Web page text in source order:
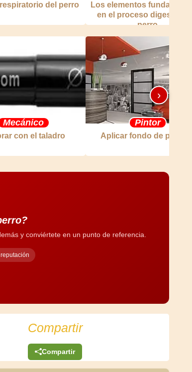
del perro
Los elementos
en el proceso digestivo
perro
Mecánico
con el taladro
Pintor
Aplicar fondo de
›
y conviértete en un punto de referencia.
Compartir
Compartir